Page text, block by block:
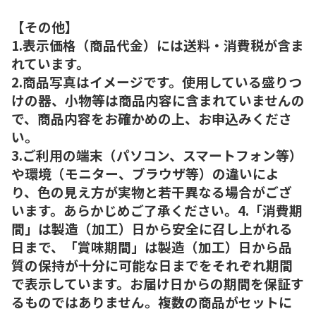
【その他】
1.表示価格（商品代金）には送料・消費税が含ま
れています。
2.商品写真はイメージです。使用している盛りつ
けの器、小物等は商品内容に含まれていませんの
で、商品内容をお確かめの上、お申込みくださ
い。
3.ご利用の端末（パソコン、スマートフォン等）
や環境（モニター、ブラウザ等）の違いによ
り、色の見え方が実物と若干異なる場合がござ
います。あらかじめご了承ください。4.「消費期
間」は製造（加工）日から安全に召し上がれる
日まで、「賞味期間」は製造（加工）日から品
質の保持が十分に可能な日までをそれぞれ期間
で表示しています。お届け日からの期間を保証す
るものではありません。複数の商品がセットに